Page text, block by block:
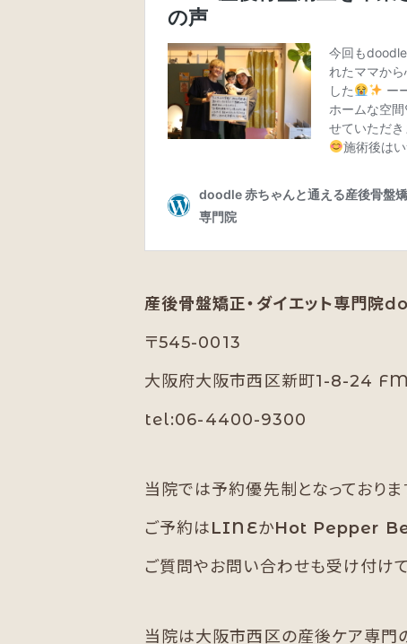
産後骨盤矯正・ダイエット専門院
〒545-0013
大阪府大阪市西区新町1-8-24
tel:06-4400-9300
当院では予約優先制となっておりま
ご予約はLINEかHot Pepper
ご質問やお問い合わせも受け付けて
当院は大阪市西区の産後ケア専門